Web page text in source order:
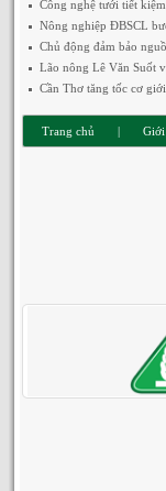
Công nghệ tưới tiết
Nông nghiệp ĐBSCL
Chủ động đảm bảo
Lão nông Lê Văn Suốt
Cần Thơ tăng tốc cơ
Trang chủ | Giới